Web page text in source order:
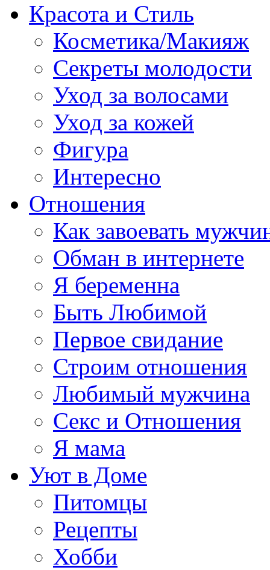
Красота и Стиль
Косметика/Макияж
Секреты молодости
Уход за волосами
Уход за кожей
Фигура
Интересно
Отношения
Как завоевать
Обман в интернете
Я беременна
Быть Любимой
Первое свидание
Строим отношения
Любимый мужчина
Секс и Отношения
Я мама
Уют в Доме
Питомцы
Рецепты
Хобби